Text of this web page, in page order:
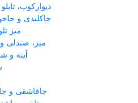
دیوارکوب، تابلو
جاکلیدی و
میز
میز، صندلی
آینه و
جاقاشقی و